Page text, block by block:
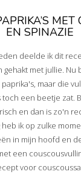
MET
EN SPINAZIE
deelde ik dit
gehakt met jullie. Nu
maar die
toch een beetje zat.
en dan is zo'n
heb ik op zulke
in mijn hoofd en
een
voor